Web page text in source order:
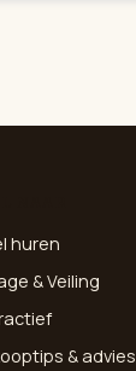
huren
& Veiling
& advies